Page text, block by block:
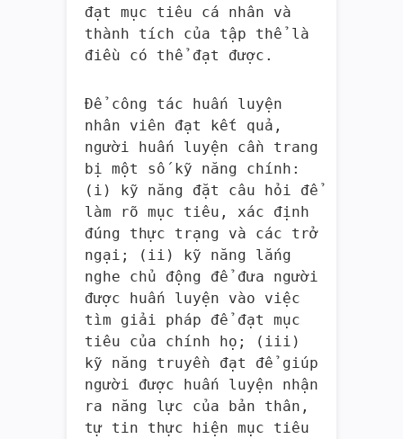
đạt mục tiêu cá nhân và
thành tích của tập thể là
điều có thể đạt được.
Để công tác huấn luyện
nhân viên đạt kết quả,
người huấn luyện cần trang
bị một số kỹ năng chính:
(i) kỹ năng đặt câu hỏi để
làm rõ mục tiêu, xác định
đúng thực trạng và các trở
ngại; (ii) kỹ năng lắng
nghe chủ động để đưa người
được huấn luyện vào việc
tìm giải pháp để đạt mục
tiêu của chính họ; (iii)
kỹ năng truyền đạt để giúp
người được huấn luyện nhận
ra năng lực của bản thân,
tự tin thực hiện mục tiêu